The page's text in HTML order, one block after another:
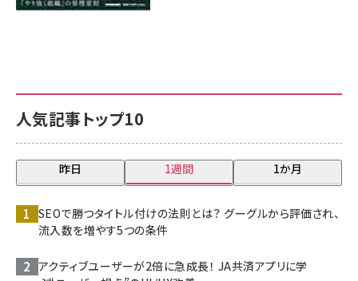
人気記事トップ10
昨日 1週間 1か月
SEOで勝つタイトル付けの法則とは？ グーグルから評価され、
流入数を増やす5つの条件
アクティブユーザーが2倍に急成長！ JA共済アプリに学